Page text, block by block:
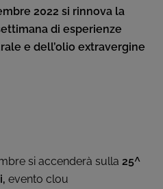
2022 si rinnova la
di esperienze
e dell’olio extravergine
si accenderà sulla 25^
evento clou